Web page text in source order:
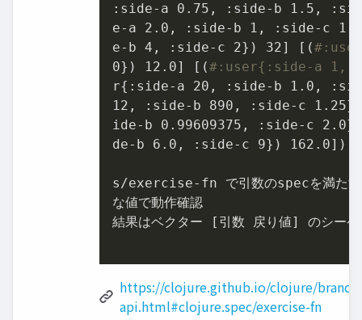
:side-a 0.75, :side-b 1.5,
e-a 2.0, :side-b 1, :side-c
e-b 4, :side-c 2}) 32] [(
0}) 12.0] [(#:user{:side-a 1,
r{:side-a 20, :side-b 1.0,
12, :side-b 890, :side-c
ide-b 0.99609375, :side-c
de-b 6.0, :side-c 9}) 162.0])
s/exercise-fn で引数のspecを満たす
な値で動作確認
結果はベクター [引数 戻り値] のシーケ
https://clojure.github.io/clojure/
api.html#clojure.spec/exercise-fn